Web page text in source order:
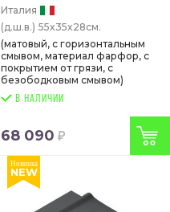
(0511550032)
Италия
(д.ш.в.) 55x35x28см.
(матовый, с горизонтальным
смывом, материал фарфор, с
покрытием от грязи, с
безободковым смывом)
В НАЛИЧИИ
68 090
Новинка
NEW